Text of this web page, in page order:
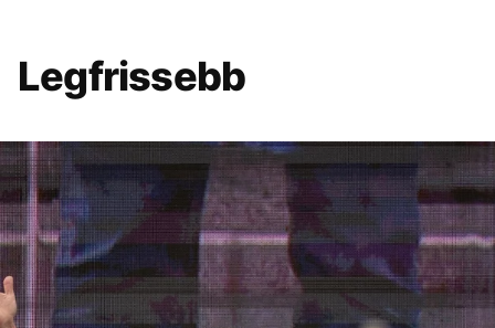
Legfrissebb